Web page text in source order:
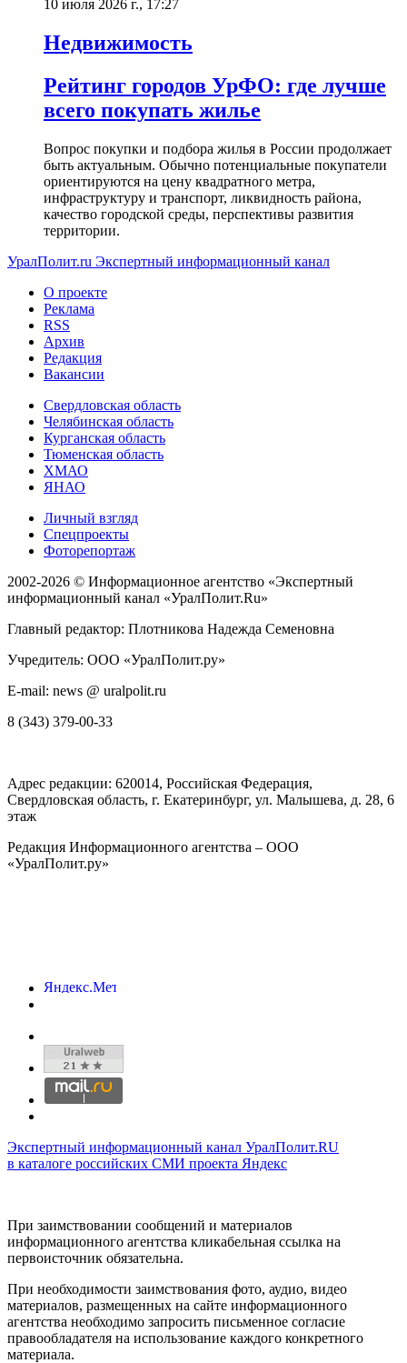
10 июля 2026 г., 17:27
Недвижимость
Рейтинг городов УрФО: где лучше
всего покупать жилье
Вопрос покупки и подбора жилья в России продолжает
быть актуальным. Обычно потенциальные покупатели
ориентируются на цену квадратного метра,
инфраструктуру и транспорт, ликвидность района,
качество городской среды, перспективы развития
территории.
УралПолит.ru Экспертный информационный канал
О проекте
Реклама
RSS
Архив
Редакция
Вакансии
Свердловская область
Челябинская область
Курганская область
Тюменская область
ХМАО
ЯНАО
Личный взгляд
Спецпроекты
Фоторепортаж
2002-2026 © Информационное агентство «Экспертный
информационный канал «УралПолит.Ru»
Главный редактор: Плотникова Надежда Семеновна
Учредитель: ООО «УралПолит.ру»
E-mail: news @ uralpolit.ru
8 (343) 379-00-33
Адрес редакции: 620014, Российская Федерация,
Свердловская область, г. Екатеринбург, ул. Малышева, д. 28, 6
этаж
Редакция Информационного агентства – ООО
«УралПолит.ру»
Экспертный информационный канал УралПолит.RU
в каталоге российских СМИ проекта Яндекс
При заимствовании сообщений и материалов
информационного агентства кликабельная ссылка на
первоисточник обязательна.
При необходимости заимствования фото, аудио, видео
материалов, размещенных на сайте информационного
агентства необходимо запросить письменное согласие
правообладателя на использование каждого конкретного
материала.